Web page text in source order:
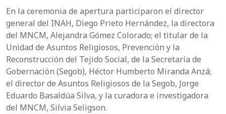
En la ceremonia de apertura participaron el director
general del INAH, Diego Prieto Hernández, la directora
del MNCM, Alejandra Gómez Colorado; el titular de la
Unidad de Asuntos Religiosos, Prevención y la
Reconstrucción del Tejido Social, de la Secretaría de
Gobernación (Segob), Héctor Humberto Miranda Anzá;
el director de Asuntos Religiosos de la Segob, Jorge
Eduardo Basaldúa Silva, y la curadora e investigadora
del MNCM, Silvia Seligson.